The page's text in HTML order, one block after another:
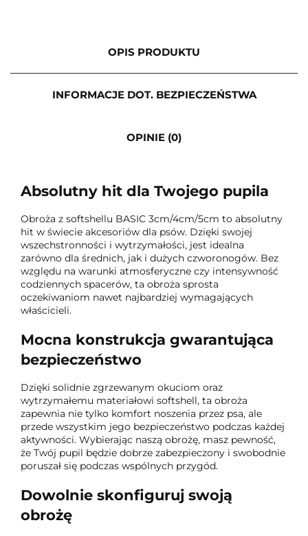
OPIS PRODUKTU
INFORMACJE DOT. BEZPIECZEŃSTWA
OPINIE (0)
Absolutny hit dla Twojego pupila
Obroża z softshellu BASIC 3cm/4cm/5cm to absolutny
hit w świecie akcesoriów dla psów. Dzięki swojej
wszechstronności i wytrzymałości, jest idealna
zarówno dla średnich, jak i dużych czworonogów. Bez
względu na warunki atmosferyczne czy intensywność
codziennych spacerów, ta obroża sprosta
oczekiwaniom nawet najbardziej wymagających
właścicieli.
Mocna konstrukcja gwarantująca
bezpieczeństwo
Dzięki solidnie zgrzewanym okuciom oraz
wytrzymałemu materiałowi softshell, ta obroża
zapewnia nie tylko komfort noszenia przez psa, ale
przede wszystkim jego bezpieczeństwo podczas każdej
aktywności. Wybierając naszą obrożę, masz pewność,
że Twój pupil będzie dobrze zabezpieczony i swobodnie
poruszał się podczas wspólnych przygód.
Dowolnie skonfiguruj swoją
obrożę